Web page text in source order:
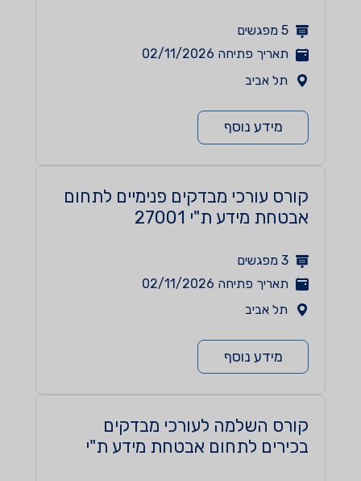
5מפגשים
תאריך פתיחה 02/11/2026
תל אביב
מידע נוסף
קורס עורכי מבדקים פנימיים לתחום
אבטחת מידע ת"י 27001
3מפגשים
תאריך פתיחה 02/11/2026
תל אביב
מידע נוסף
קורס השלמה לעורכי מבדקים
בכירים לתחום אבטחת מידע ת"י